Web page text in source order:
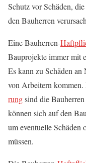
Schutz vor Schä­den,
den Bau­her­ren
Eine Bau­her­ren-
Bau­pro­jek­te immer mit
Es kann zu Schä­den an
von Arbei­tern
rungsind die
kön­nen sich auf den
um even­tu­el­le Schä­den
müssen.